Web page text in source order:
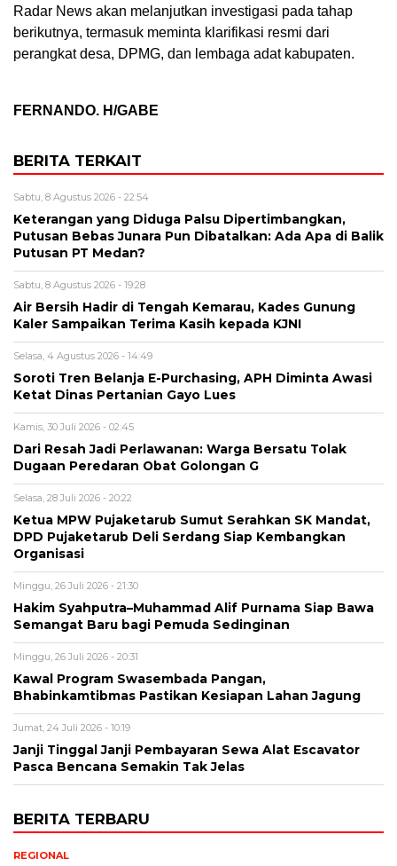
Radar News akan melanjutkan investigasi pada tahap
berikutnya, termasuk meminta klarifikasi resmi dari
perangkat desa, DPMG, dan lembaga adat kabupaten.
FERNANDO. H/GABE
BERITA TERKAIT
Sabtu, 8 Agustus 2026 - 22:54
Keterangan yang Diduga Palsu Dipertimbangkan,
Putusan Bebas Junara Pun Dibatalkan: Ada Apa di Balik
Putusan PT Medan?
Sabtu, 8 Agustus 2026 - 19:28
Air Bersih Hadir di Tengah Kemarau, Kades Gunung
Kaler Sampaikan Terima Kasih kepada KJNI
Selasa, 4 Agustus 2026 - 14:49
Soroti Tren Belanja E-Purchasing, APH Diminta Awasi
Ketat Dinas Pertanian Gayo Lues
Kamis, 30 Juli 2026 - 02:45
Dari Resah Jadi Perlawanan: Warga Bersatu Tolak
Dugaan Peredaran Obat Golongan G
Selasa, 28 Juli 2026 - 20:22
Ketua MPW Pujaketarub Sumut Serahkan SK Mandat,
DPD Pujaketarub Deli Serdang Siap Kembangkan
Organisasi
Minggu, 26 Juli 2026 - 21:30
Hakim Syahputra–Muhammad Alif Purnama Siap Bawa
Semangat Baru bagi Pemuda Sedinginan
Minggu, 26 Juli 2026 - 20:31
Kawal Program Swasembada Pangan,
Bhabinkamtibmas Pastikan Kesiapan Lahan Jagung
Jumat, 24 Juli 2026 - 10:19
Janji Tinggal Janji Pembayaran Sewa Alat Escavator
Pasca Bencana Semakin Tak Jelas
BERITA TERBARU
REGIONAL